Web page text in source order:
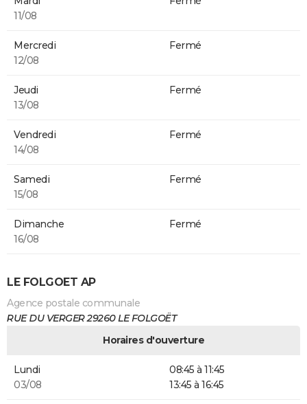
11/08
Mercredi
12/08
Fermé
Jeudi
13/08
Fermé
Vendredi
14/08
Fermé
Samedi
15/08
Fermé
Dimanche
16/08
Fermé
LE FOLGOET AP
Agence postale communale
RUE DU VERGER 29260 LE FOLGOËT
Horaires d'ouverture
Lundi
03/08
08:45 à 11:45
13:45 à 16:45